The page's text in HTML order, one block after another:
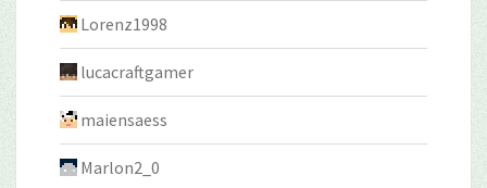
Lorenz1998
lucacraftgamer
maiensaess
Marlon2_0